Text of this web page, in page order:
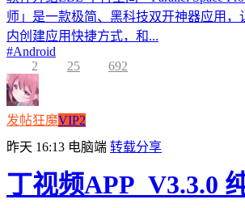
师」是一款极简、黑科技双开神器应用，
内创建应用快捷方式，和...
#Android
2
25 692
发帖狂魔VIP2
昨天 16:13 电脑端 转载分享
丁视频APP_V3.3.0